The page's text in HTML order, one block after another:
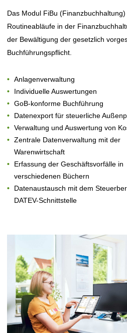
Das Modul FiBu
Routineabläufe in der
der Bewältigung der gesetzlich
Buchführungspflicht.
Anlagenverwaltung
Individuelle Auswertungen
GoB-konforme Buchführung
Datenexport für steuerliche
Verwaltung und Auswertung von
Zentrale Datenverwaltung mit der
Warenwirtschaft
Erfassung der Geschäftsvorfälle in
verschiedenen Büchern
Datenaustausch mit dem
DATEV-Schnittstelle